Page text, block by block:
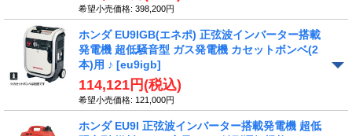
希望小売価格: 398,200円
ホンダ EU9IGB(エネポ) 正弦波インバーター搭載
発電機 超低騒音型 ガス発電機 カセットボンベ(2
本)用 ♪ [eu9igb]
114,121円 (税込)
希望小売価格: 121,000円
ホンダ EU9I 正弦波インバーター搭載発電機 超低